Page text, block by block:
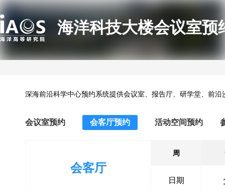
海洋科技大楼会议室预
深海前沿科学中心预约系统提供会议室、报告厅、研学堂、前
会议室预约 会客厅预约 活动空间预约
会客厅
周
日期